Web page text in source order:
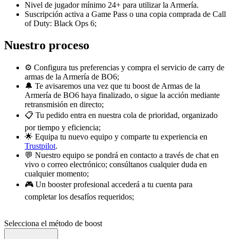
Nivel de jugador mínimo 24+ para utilizar la Armería.
Suscripción activa a Game Pass o una copia comprada de Call
of Duty: Black Ops 6;
Nuestro proceso
⚙️ Configura tus preferencias y compra el servicio de carry de
armas de la Armería de BO6;
🔔 Te avisaremos una vez que tu boost de Armas de la
Armería de BO6 haya finalizado, o sigue la acción mediante
retransmisión en directo;
📋 Tu pedido entra en nuestra cola de prioridad, organizado
por tiempo y eficiencia;
🌟 Equipa tu nuevo equipo y comparte tu experiencia en
Trustpilot.
💬 Nuestro equipo se pondrá en contacto a través de chat en
vivo o correo electrónico; consúltanos cualquier duda en
cualquier momento;
🎮 Un booster profesional accederá a tu cuenta para
completar los desafíos requeridos;
Selecciona el método de boost